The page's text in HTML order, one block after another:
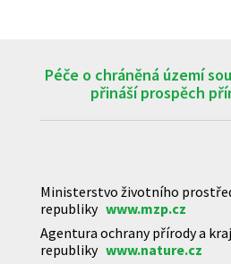
Péče o chráněná území
přináší prospěch
Ministerstvo životního
republiky www.mzp.cz
Agentura ochrany přírody a
republiky www.nature.cz